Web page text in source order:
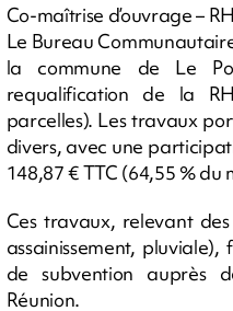
Co-maîtrise d’ouvrage –
Le Bureau
la commune de Le
requalification de la
parcelles). Les travaux
divers, avec une
148,87 € TTC (64,55 %
Ces travaux, relevant
assainissement, pluviale),
de subvention auprès
Réunion.